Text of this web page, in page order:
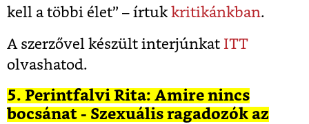
kell a többi élet” – írtuk kritikánkban.
A szerzővel készült interjúnkat ITT
olvashatod.
5. Perintfalvi Rita: Amire nincs
bocsánat - Szexuális ragadozók az